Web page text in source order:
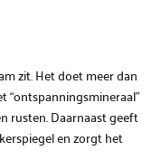
zit. Het doet meer dan
rusten. Daarnaast geeft
en zorgt het